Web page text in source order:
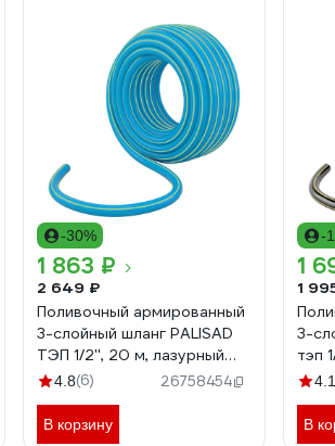
-30%
1 863 ₽
2 649 ₽
Поливочный армированный
3-слойный шланг PALISAD
ТЭП 1/2'', 20 м, лазурный
PALISAD 67106
4.8(6) 26758454
В корзину
-
1
1
3-
тэп
4.1
В